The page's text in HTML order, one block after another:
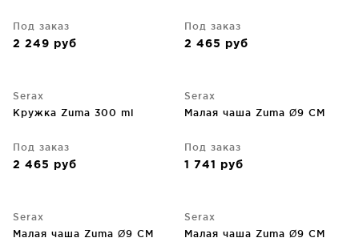
Под заказ
2 249 руб
Под заказ
2 465 руб
Serax
Кружка Zuma 300 ml
Под заказ
2 465 руб
Serax
Малая чаша Zuma Ø9 CM
Под заказ
1 741 руб
Serax
Малая чаша Zuma Ø9 CM
Serax
Малая чаша Zuma Ø9 CM